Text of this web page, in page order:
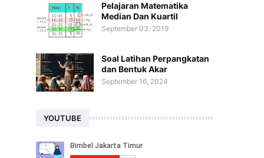
Pelajaran Matematika
Median Dan Kuartil
September 03, 2019
Soal Latihan Perpangkatan
dan Bentuk Akar
September 16, 2024
YOUTUBE